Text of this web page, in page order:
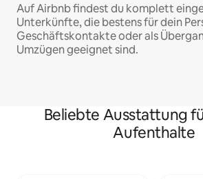
Auf Airbnb findest du komplett
Unterkünfte, die bestens für dein
Geschäftskontakte oder als
Umzügen geeignet sind.
Beliebte Ausstattung
Aufenthalte